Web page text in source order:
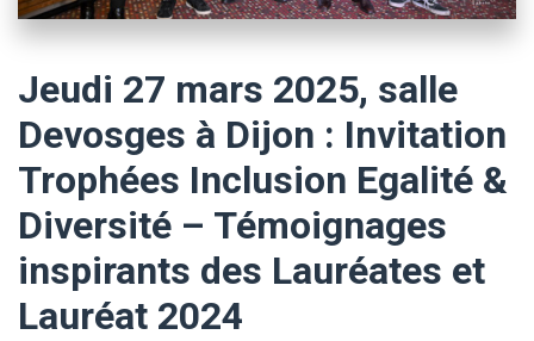
Jeudi 27 mars 2025, salle
Devosges à Dijon : Invitation
Trophées Inclusion Egalité &
Diversité – Témoignages
inspirants des Lauréates et
Lauréat 2024